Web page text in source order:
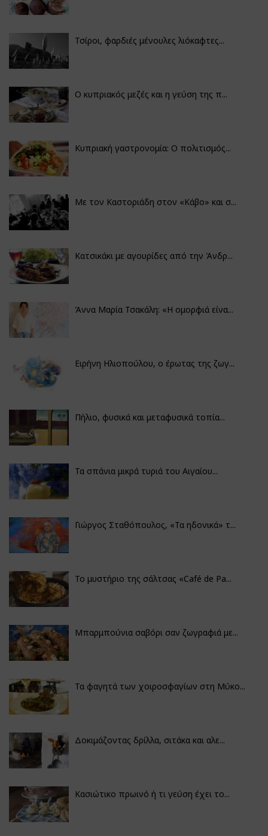
Τσίροι, φαρδιές μένουλες λιόκαφτες...
Ο κυπριακός μεζές και η γεύση της π...
Κυπριακή γαστρονομία: Ο πολιτισμός...
Με τον Καστοριάδη στον «Κάβο» και σ...
Κατσικάκι με αγουρίδες από την Άνδρ...
Άννα Μαρία Τσακάλη: «Η ομορφιά είνα...
Ειρήνη Ηλιοπούλου, ο έρωτας της ζωγ...
Πήλιο, φυσικά και μεταφυσικά τοπία...
Τα σπάνια μικρά τυριά του Αιγαίου...
Γιώργος Σταθόπουλος, «Τα ηδονικά» τ...
Το μυστήριο της σάλτσας «Café de Pa...
Μπαρμπούνια σαβόρι σαν ζωγραφιά με...
Τα φαγητά των χοιροσφαγίων στη Μύκο...
Δοκιμάζοντας δρίλλα, σιτάκα και αλε...
Κασιώτικο πρωινό ή τι γεύση έχει το...